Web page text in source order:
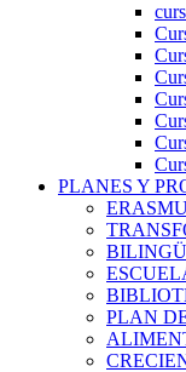
PLANES Y
PLAN